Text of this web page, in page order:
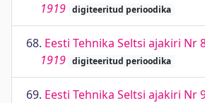
1919 digiteeritud perioodika
68. Eesti Tehnika Seltsi ajakiri Nr
1919 digiteeritud perioodika
69. Eesti Tehnika Seltsi ajakiri Nr